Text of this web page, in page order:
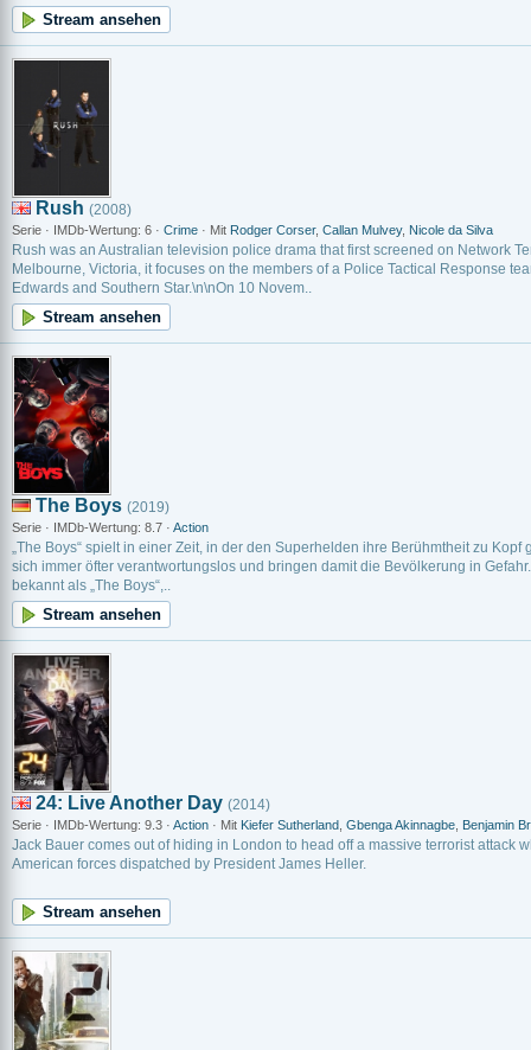
Stream ansehen
Rush (2008)
Serie · IMDb-Wertung: 6 · Crime · Mit Rodger Corser, Callan Mulvey, Nicole da Silva
Rush was an Australian television police drama that first screened on Network
Melbourne, Victoria, it focuses on the members of a Police Tactical Response
Edwards and Southern Star.\n\nOn 10 Novem..
Stream ansehen
The Boys (2019)
Serie · IMDb-Wertung: 8.7 · Action
„The Boys“ spielt in einer Zeit, in der den Superhelden ihre Berühmtheit zu Kopf
sich immer öfter verantwortungslos und bringen damit die Bevölkerung in
bekannt als „The Boys“,..
Stream ansehen
24: Live Another Day (2014)
Serie · IMDb-Wertung: 9.3 · Action · Mit Kiefer Sutherland Gbenga Akinnagbe Benjamin
Jack Bauer comes out of hiding in London to head off a massive terrorist attack
American forces dispatched by President James Heller.
Stream ansehen